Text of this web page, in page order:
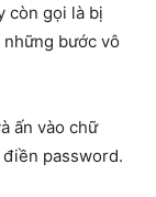
còn gọi là bị
bước vô
ấn vào chữ
điền password.